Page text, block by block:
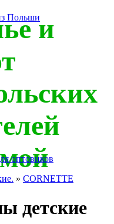
и
оптовиков
» CORNETTE
детские